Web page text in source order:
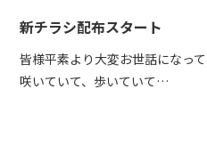
新チラシ配布スタート
皆様平素より大変お世話になっ
咲いていて、歩いていて…